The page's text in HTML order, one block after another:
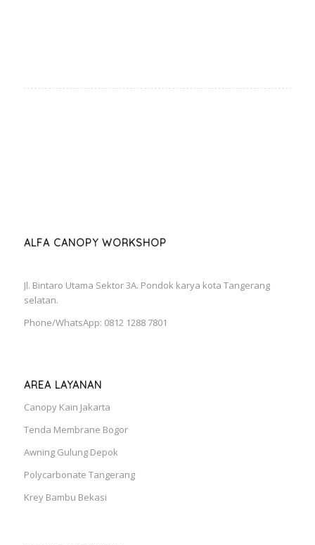
ALFA CANOPY WORKSHOP
Jl. Bintaro Utama Sektor 3A. Pondok karya kota Tangerang
selatan.
Phone/WhatsApp: 0812 1288 7801
AREA LAYANAN
Canopy Kain Jakarta
Tenda Membrane Bogor
Awning Gulung Depok
Polycarbonate Tangerang
Krey Bambu Bekasi